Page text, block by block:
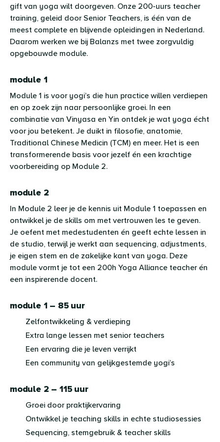
gift van yoga wilt doorgeven. Onze 200-uurs teacher
training, geleid door Senior Teachers, is één van de
meest complete en blijvende opleidingen in Nederland.
Daarom werken we bij Balanzs met twee zorgvuldig
opgebouwde module.
module 1
Module 1 is voor yogi’s die hun practice willen verdiepen
en op zoek zijn naar persoonlijke groei. In een
combinatie van Vinyasa en Yin ontdek je wat yoga écht
voor jou betekent. Je duikt in filosofie, anatomie,
Traditional Chinese Medicin (TCM) en meer. Het is een
transformerende basis voor jezelf én een krachtige
voorbereiding op Module 2.
module 2
In Module 2 leer je de kennis uit Module 1 toepassen en
ontwikkel je de skills om met vertrouwen les te geven.
Je oefent met medestudenten én geeft echte lessen in
de studio, terwijl je werkt aan sequencing, adjustments,
je eigen stem en de zakelijke kant van yoga. Deze
module vormt je tot een 200h Yoga Alliance teacher én
een inspirerende docent.
module 1 – 85 uur
Zelfontwikkeling & verdieping
Extra lange lessen met senior teachers
Een ervaring die je leven verrijkt
Een community van gelijkgestemde yogi’s
module 2 – 115 uur
Groei door praktijkervaring
Ontwikkel je teaching skills in echte studiosessies
Sequencing, stemgebruik & teacher skills